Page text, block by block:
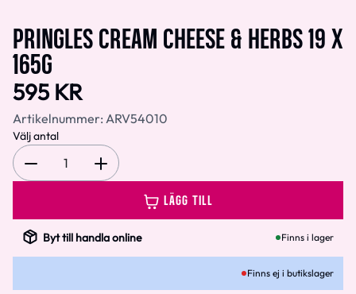
PRINGLES CREAM CHEESE & HERBS 19 X
165G
595 KR
Artikelnummer: ARV54010
Välj antal
1
LÄGG TILL
Byt till handla online Finns i lager
Finns ej i butikslager